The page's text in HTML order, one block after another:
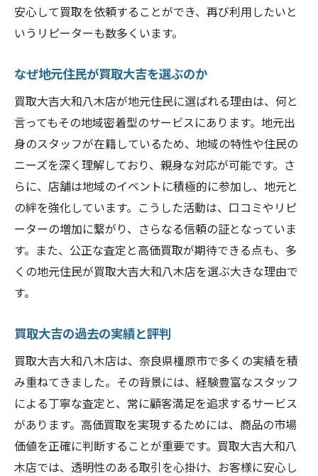
の評判
地域での豊富な買取実績
買取経験が導く安心サービス
奈良県での買取活動の歴史
地域住民からのフィードバック
評判を築くための取り組み
透明性と公正な評価買取大吉大和八木店が選ば
れる理由
公正な評価を支える透明なプロセス
顧客へのわかりやすい情報提供
透明性が生む顧客の信頼感
地域住民からの厚い信頼買取大吉大和八木店の
人気の秘密
地元住民からの厚い信頼の理由
長年築き上げた信頼関係
地域密着型サービスの影響
安心して買取を依頼することができ、再び利用したいと
いうリピーターも数多くいます。
なぜ地元住民が買取大吉を選ぶのか
買取大吉大和八木店が地元住民に選ばれる理由は、何と
言ってもその地域密着型のサービスにあります。地元出
身のスタッフが在籍しているため、地域の特性や住民の
ニーズを深く理解しており、親身な対応が可能です。さ
らに、店舗は地域のイベントに積極的に参加し、地元と
の絆を強化しています。こうした活動は、口コミやリピ
ーターの増加に繋がり、さらなる信頼の証となっていま
す。また、公正な査定と高価買取が期待できる点も、多
くの地元住民が買取大吉大和八木店を選ぶ大きな理由で
す。
買取大吉の過去の実績と評判
買取大吉大和八木店は、奈良県橿原市で多くの実績を積
み重ねてきました。その背景には、経験豊富なスタッフ
による丁寧な査定と、常に顧客満足を追求するサービス
があります。高価買取を実現するためには、商品の市場
価値を正確に判断することが重要です。買取大吉大和八
木店では、透明性のある取引を心掛け、お客様に安心し